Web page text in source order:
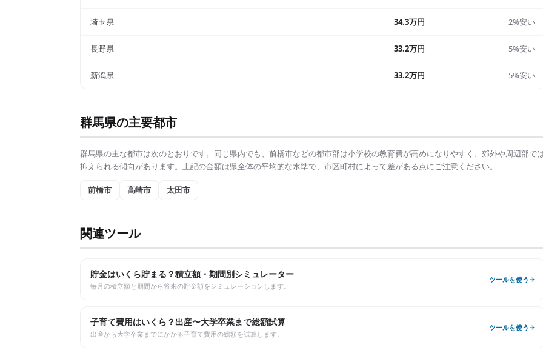
埼玉県 34.3万円 2%安い
長野県 33.2万円 5%安い
新潟県 33.2万円 5%安い
群馬県の主要都市
群馬県の主な都市は次のとおりです。同じ県内でも、 前橋市などの都市部は小学校の教育費が高めになりやすく、郊外や周辺部で
抑えられる傾向があります。上記の金額は県全体の平均的な水準で、市区町村によって差がある点にご注意ください。
前橋市 高崎市 太田市
関連ツール
貯金はいくら貯まる？積立額・期間別シミュレーター
毎月の積立額と期間から将来の貯金額をシミュレーションします。
ツールを使う
子育て費用はいくら？出産〜大学卒業まで総額試算
出産から大学卒業までにかかる子育て費用の総額を試算します。
ツールを使う